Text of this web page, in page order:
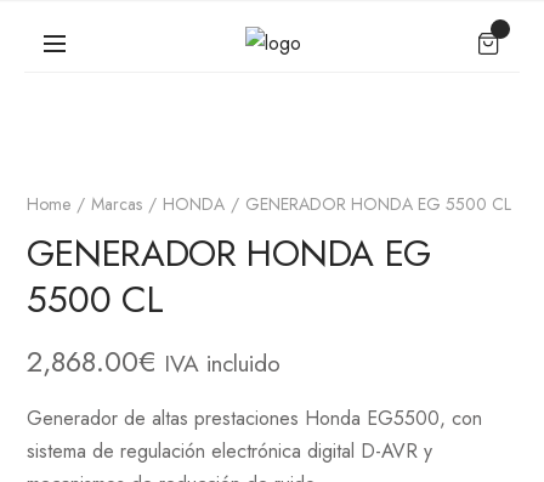
Home Marcas HONDA GENERADOR HONDA EG 5500 CL
GENERADOR HONDA EG
5500 CL
2,868.00€ IVA incluido
Generador de altas prestaciones Honda EG5500, con
sistema de regulación electrónica digital D-AVR y